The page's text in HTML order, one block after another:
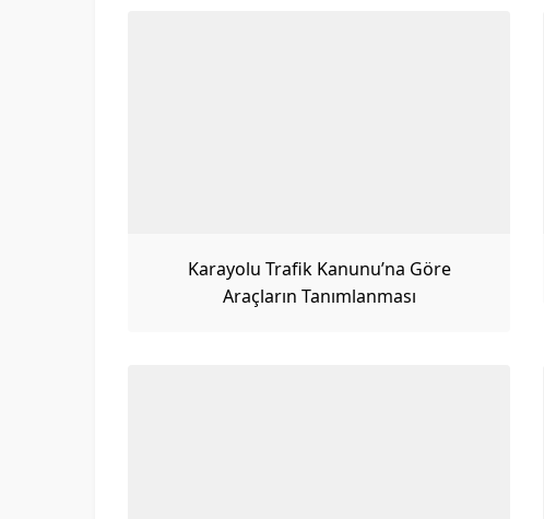
Karayolu Trafik Kanunu’na Göre
Araçların Tanımlanması